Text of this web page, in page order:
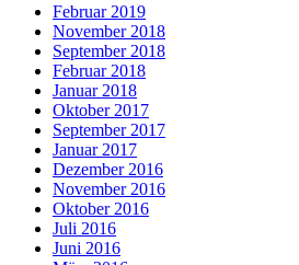
Februar 2019
November 2018
September 2018
Februar 2018
Januar 2018
Oktober 2017
September 2017
Januar 2017
Dezember 2016
November 2016
Oktober 2016
Juli 2016
Juni 2016